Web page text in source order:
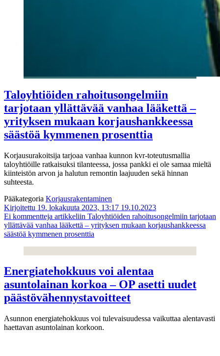
Taloyhtiöiden rahoitusongelmiin
tarjotaan yllättävää vanhaa lääkettä –
yrityksen mukaan korjaushankkeessa
säästöä kymmenen prosenttia
Korjausurakoitsija tarjoaa vanhaa kunnon kvr-toteutusmallia
taloyhtiöille ratkaisuksi tilanteessa, jossa pankki ei ole samaa mieltä
kiinteistön arvon ja halutun remontin laajuuden sekä hinnan
suhteesta.
Pääkategoria Korjausrakentaminen
Kirjoitettu 19. lokakuuta 2023, 13:17 19.10.2023
Ei kommentteja artikkeliin Taloyhtiöiden rahoitusongelmiin tarjotaan
yllättävää vanhaa lääkettä – yrityksen mukaan korjaushankkeessa
säästöä kymmenen prosenttia
Energiatehokkuus voi alentaa
asuntolainan korkoa – OP asetti uudet
päästövähennystavoitteet
Asunnon energiatehokkuus voi tulevaisuudessa vaikuttaa alentavasti
haettavan asuntolainan korkoon.